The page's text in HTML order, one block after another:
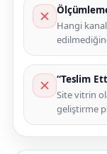
Hangi
“Teslim
Site vitrin
geliştirme